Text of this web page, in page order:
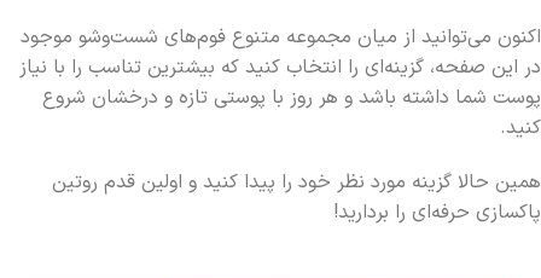
اکنون می‌توانید از میان مجموعه متنوع فوم‌های شست‌وشو موجود
در این صفحه، گزینه‌ای را انتخاب کنید که بیشترین تناسب را با نیاز
پوست شما داشته باشد و هر روز با پوستی تازه و درخشان شروع
کنید.
همین حالا گزینه مورد نظر خود را پیدا کنید و اولین قدم روتین
پاکسازی حرفه‌ای را بردارید!